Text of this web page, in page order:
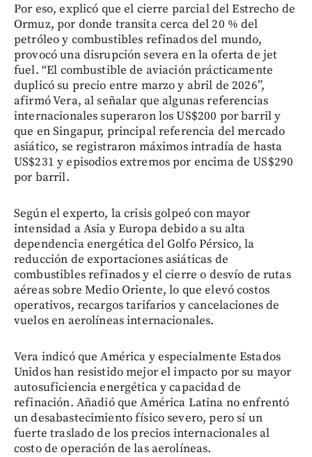
Por eso, explicó que el cierre parcial del Estrecho de
Ormuz, por donde transita cerca del 20 % del
petróleo y combustibles refinados del mundo,
provocó una disrupción severa en la oferta de jet
fuel. “El combustible de aviación prácticamente
duplicó su precio entre marzo y abril de 2026”,
afirmó Vera, al señalar que algunas referencias
internacionales superaron los US$200 por barril y
que en Singapur, principal referencia del mercado
asiático, se registraron máximos intradía de hasta
US$231 y episodios extremos por encima de US$290
por barril.
Según el experto, la crisis golpeó con mayor
intensidad a Asia y Europa debido a su alta
dependencia energética del Golfo Pérsico, la
reducción de exportaciones asiáticas de
combustibles refinados y el cierre o desvío de rutas
aéreas sobre Medio Oriente, lo que elevó costos
operativos, recargos tarifarios y cancelaciones de
vuelos en aerolíneas internacionales.
Vera indicó que América y especialmente Estados
Unidos han resistido mejor el impacto por su mayor
autosuficiencia energética y capacidad de
refinación. Añadió que América Latina no enfrentó
un desabastecimiento físico severo, pero sí un
fuerte traslado de los precios internacionales al
costo de operación de las aerolíneas.